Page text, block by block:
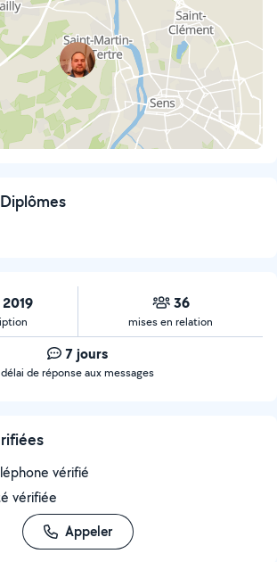
36
mises en relation
7 jours
délai de réponse aux messages
vérifié
vérifiée
Appeler